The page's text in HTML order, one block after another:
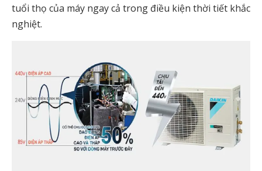
tuổi thọ của máy ngay cả trong điều kiện thời tiết khắc
nghiệt.